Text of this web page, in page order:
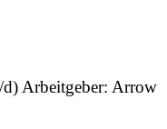
d) Arbeitgeber: Arrow